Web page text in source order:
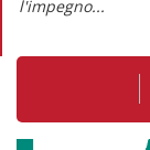
l'impegno...